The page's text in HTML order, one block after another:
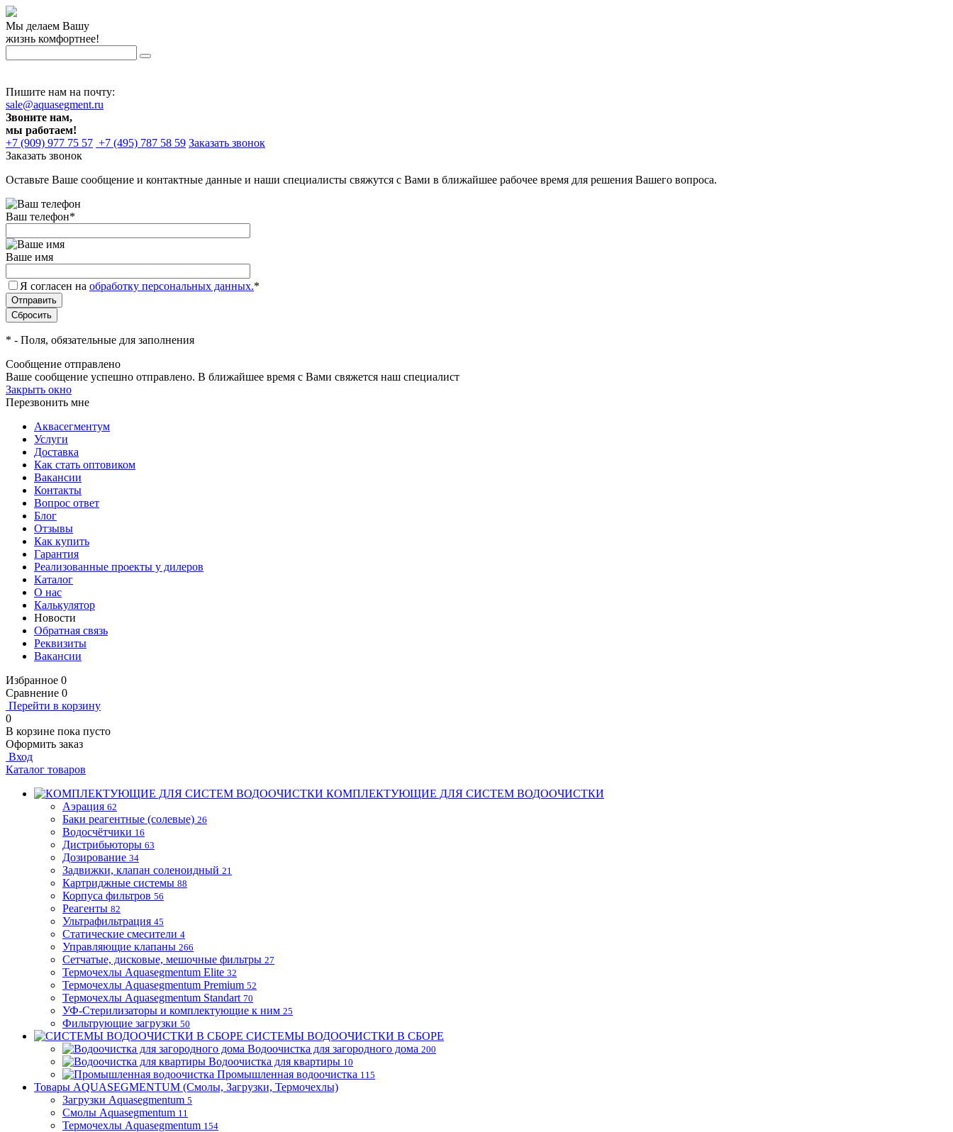
Мы делаем Вашу
жизнь комфортнее!
Пишите нам на почту:
sale@aquasegment.ru
Звоните нам,
мы работаем!
+7 (909) 977 75 57 +7 (495) 787 58 59 Заказать звонок
Заказать звонок
Оставьте Ваше сообщение и контактные данные и наши специалисты свяжутся с Вами в ближайшее рабочее время для решения Вашего вопроса.
Ваш телефон*
Ваше имя
Я согласен на обработку персональных данных.*
* - Поля, обязательные для заполнения
Сообщение отправлено
Ваше сообщение успешно отправлено. В ближайшее время с Вами свяжется наш специалист
Закрыть окно
Перезвонить мне
Аквасегментум
Услуги
Доставка
Как стать оптовиком
Вакансии
Контакты
Вопрос ответ
Блог
Отзывы
Как купить
Гарантия
Реализованные проекты у дилеров
Каталог
О нас
Калькулятор
Новости
Обратная связь
Реквизиты
Вакансии
Избранное 0
Сравнение 0
Перейти в корзину
0
В корзине пока пусто
Оформить заказ
Вход
Каталог товаров
КОМПЛЕКТУЮЩИЕ ДЛЯ СИСТЕМ ВОДООЧИСТКИ
Аэрация 62
Баки реагентные (солевые) 26
Водосчётчики 16
Дистрибьюторы 63
Дозирование 34
Задвижки, клапан соленоидный 21
Картриджные системы 88
Корпуса фильтров 56
Реагенты 82
Ультрафильтрация 45
Статические смесители 4
Управляющие клапаны 266
Сетчатые, дисковые, мешочные фильтры 27
Термочехлы Aquasegmentum Elite 32
Термочехлы Aquasegmentum Premium 52
Термочехлы Aquasegmentum Standart 70
УФ-Стерилизаторы и комплектующие к ним 25
Фильтрующие загрузки 50
СИСТЕМЫ ВОДООЧИСТКИ В СБОРЕ
Водоочистка для загородного дома 200
Водоочистка для квартиры 10
Промышленная водоочистка 115
Товары AQUASEGMENTUM (Смолы, Загрузки, Термочехлы)
Загрузки Aquasegmentum 5
Смолы Aquasegmentum 11
Термочехлы Aquasegmentum 154